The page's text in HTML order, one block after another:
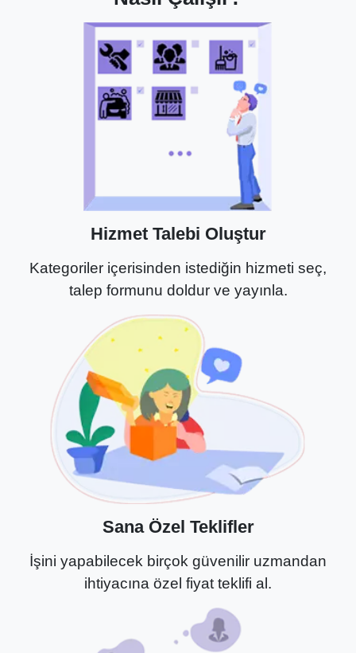
Hizmet Talebi Oluştur
Kategoriler içerisinden istediğin hizmeti seç,
talep formunu doldur ve yayınla.
Sana Özel Teklifler
İşini yapabilecek birçok güvenilir uzmandan
ihtiyacına özel fiyat teklifi al.